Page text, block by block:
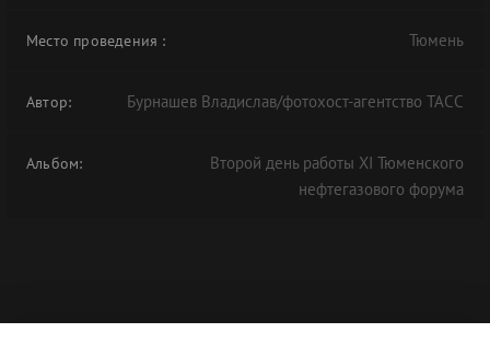
Место проведения : Тюмень
Автор: Бурнашев Владислав/фотохост-агентство ТАСС
Альбом:
Второй день работы XI Тюменского
нефтегазового форума